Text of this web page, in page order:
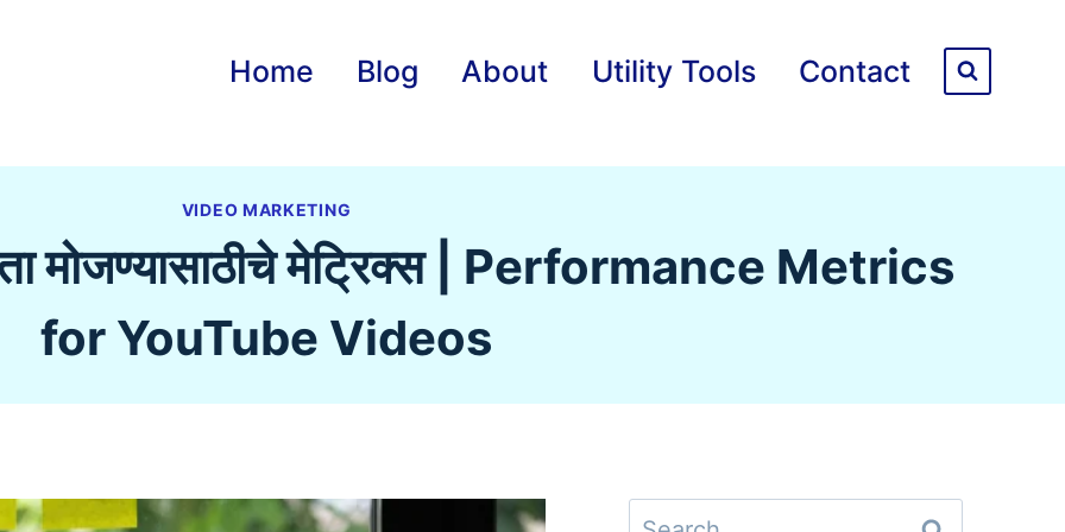
Home Blog About Utility Tools Contact
VIDEO MARKETING
मोजण्यासाठीचे मेट्रिक्स | Performance Metrics
for YouTube Videos
Search